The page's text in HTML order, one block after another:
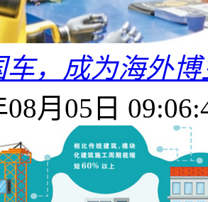
车，成为海外
08月05日